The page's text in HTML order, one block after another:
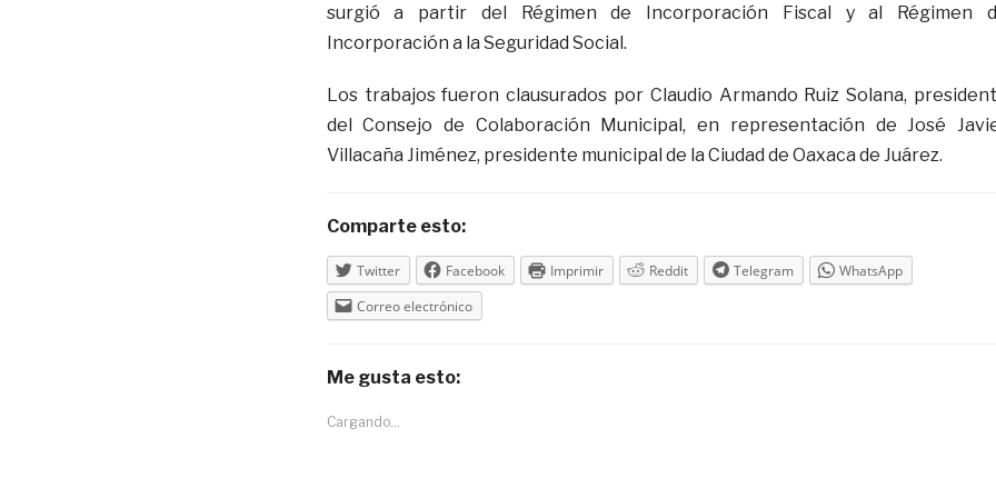
surgió a partir del Régimen de Incorporación Fiscal y al Régimen
Incorporación a la Seguridad Social.
Los trabajos fueron clausurados por Claudio Armando Ruiz Solana,
del Consejo de Colaboración Municipal, en representación de José
Villacaña Jiménez, presidente municipal de la Ciudad de Oaxaca de Juárez.
Comparte esto:
Twitter Facebook Imprimir Reddit Telegram
WhatsApp
Correo electrónico
Me gusta esto:
Cargando...